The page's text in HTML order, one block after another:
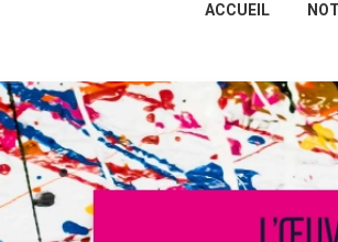
ACCUEIL